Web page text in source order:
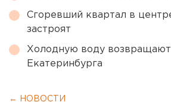
Сгоревший квартал в
застроят
Холодную воду
Екатеринбурга
← НОВОСТИ